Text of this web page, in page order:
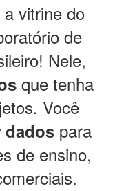
a vitrine do
de
Nele,
que tenha
Você
dadospara
de ensino,